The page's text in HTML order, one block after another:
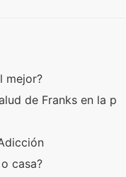
mejor?
de Franks en la p
casa?